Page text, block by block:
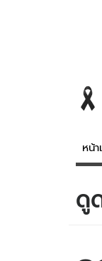
หน้
ดู